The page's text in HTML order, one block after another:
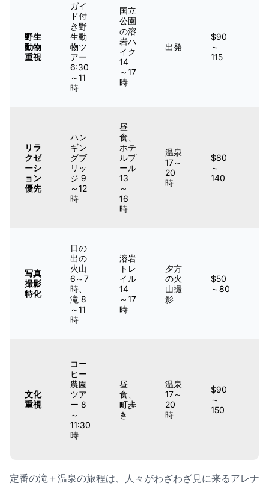
野生
動物
重視
ガイ
ド付
き野
生動
物ツ
アー
6:30
～11
時
国立
公園
の溶
岩ハ
イク
14
～17
時
出発
$90
～
115
リラ
クゼ
ーシ
ョン
優先
ハン
ギン
グブ
リッ
ジ 9
～12
時
昼
食、
ホテ
ルプ
ール
13
～
16
時
温泉
17～
20
時
$80
～
140
写真
撮影
特化
日の
出の
火山
6～7
時、
滝 8
～11
時
溶岩
トレ
イル
14
～17
時
夕方
の火
山撮
影
$50
～80
文化
重視
コー
ヒー
農園
ツア
ー 8
～
11:30
時
昼
食、
町歩
き
温泉
17～
20
時
$90
～
150
定番の滝＋温泉の旅程は、人々がわざわざ見に来るアレナ